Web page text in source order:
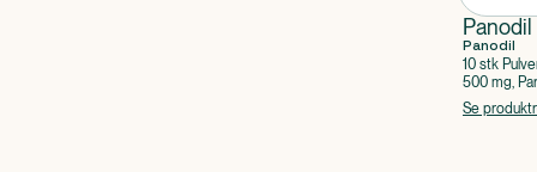
Panodil
10 stk
500 mg,
Se